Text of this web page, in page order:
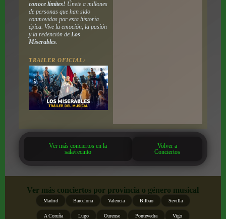
conoce límites! Únete a millones
de personas que han sido
conmovidas por esta historia
épica. Vive la emoción, la pasión
y la redención de Los
Miserables.
TRAILER OFICIAL:
Ver más conciertos en la
sala/recinto
Volver a
Conciertos
Ver más conciertos por provincia o género musical
Madrid Barcelona Valencia Bilbao Sevilla
A Coruña Lugo Ourense Pontevedra Vigo